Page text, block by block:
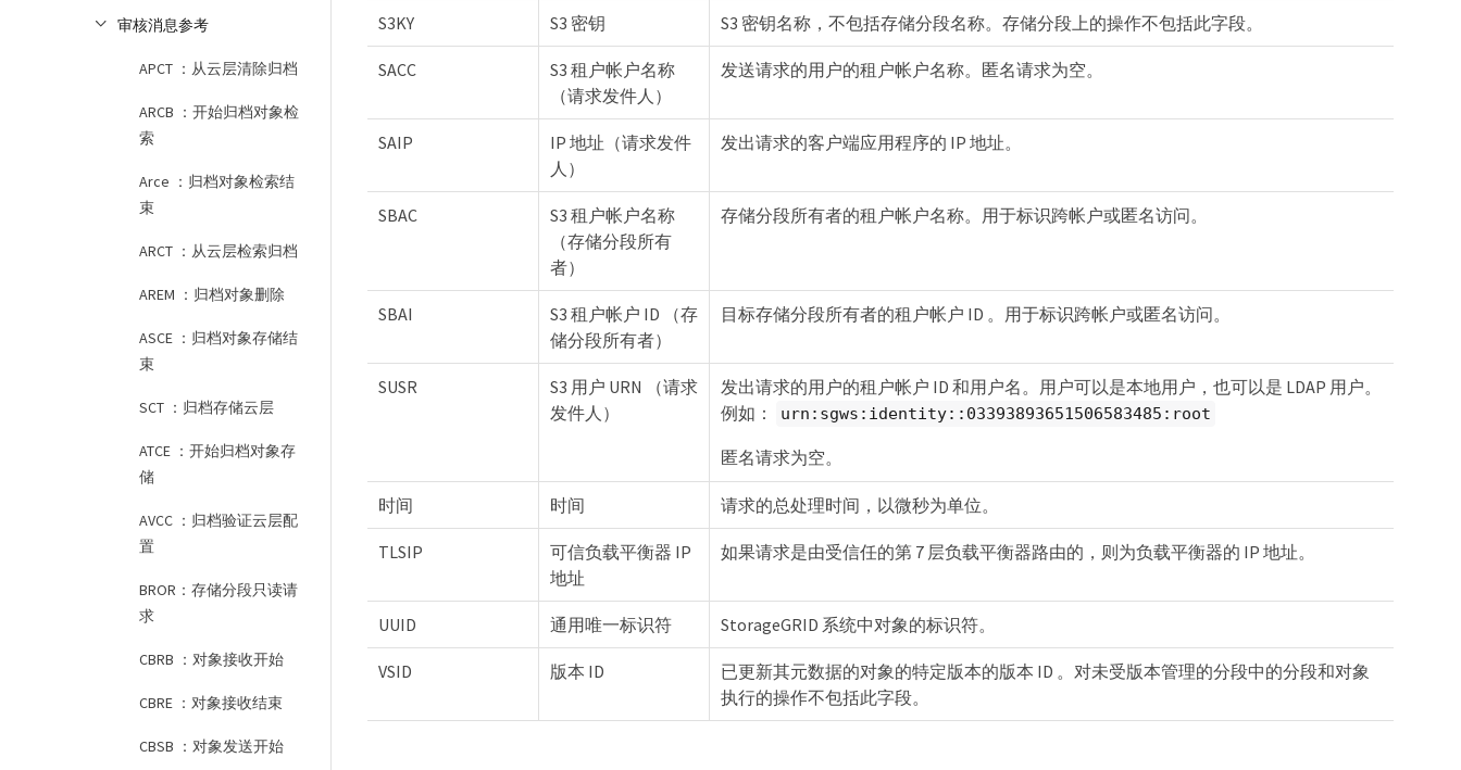
审核消息参考
APCT ：从云层清除归档
ARCB ：开始归档对象检
索
Arce ：归档对象检索结
束
ARCT ：从云层检索归档
AREM ：归档对象删除
ASCE ：归档对象存储结
束
SCT ：归档存储云层
ATCE ：开始归档对象存
储
AVCC ：归档验证云层配
置
BROR：存储分段只读请
求
CBRB ：对象接收开始
CBRE ：对象接收结束
CBSB ：对象发送开始
S3KY S3 密钥 S3 密钥名称，不包括存储分段名称。存储分段上的操作不包括此字段。
SACC
S3 租户帐户名称
（请求发件人）
发送请求的用户的租户帐户名称。匿名请求为空。
SAIP
IP 地址（请求发件
人）
发出请求的客户端应用程序的 IP 地址。
SBAC
S3 租户帐户名称
（存储分段所有
者）
存储分段所有者的租户帐户名称。用于标识跨帐户或匿名访问。
SBAI
S3 租户帐户 ID （存
储分段所有者）
目标存储分段所有者的租户帐户 ID 。用于标识跨帐户或匿名访问。
SUSR
S3 用户 URN （请求
发件人）
发出请求的用户的租户帐户 ID 和用户名。用户可以是本地用户，也可以是 LDAP 用户。
例如：
urn:sgws:identity::03393893651506583485:root
匿名请求为空。
时间 时间 请求的总处理时间，以微秒为单位。
TLSIP
可信负载平衡器 IP
地址
如果请求是由受信任的第 7 层负载平衡器路由的，则为负载平衡器的 IP 地址。
UUID 通用唯一标识符 StorageGRID 系统中对象的标识符。
VSID 版本 ID
已更新其元数据的对象的特定版本的版本 ID 。对未受版本管理的分段中的分段和对象
执行的操作不包括此字段。